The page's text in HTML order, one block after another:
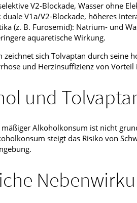
V2-Blockade, Wasser ohne
duale V1a/V2-Blockade, höheres
(z. B. Furosemid): Natrium- und
aquaretische Wirkung.
zeichnet sich Tolvaptan durch seine
und Herzinsuffizienz von Vorteil
und
Alkoholkonsum ist nicht
steigt das Risiko von